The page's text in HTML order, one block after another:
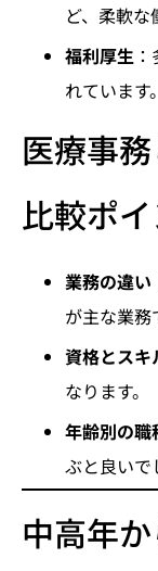
ど、柔軟な
福利厚生
れています。
医療事
比較ポ
業務の違い
が主な業務
資格とスキ
なります。
年齢別の職
ぶと良いで
中高年